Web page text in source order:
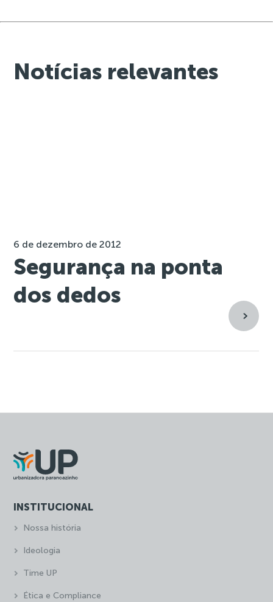
Notícias relevantes
6 de dezembro de 2012
Segurança na ponta
dos dedos
INSTITUCIONAL
Nossa história
Ideologia
Time UP
Ética e Compliance